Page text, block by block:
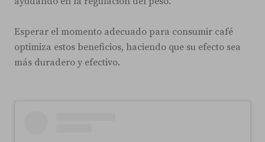
Esperar el momento adecuado para consumir café
optimiza estos beneficios, haciendo que su efecto sea
más duradero y efectivo.